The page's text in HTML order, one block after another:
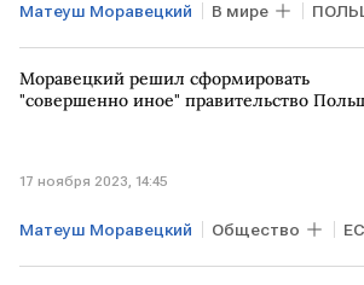
Матеуш Моравецкий В мире
правительство Польши
Моравецкий решил сформировать
"совершенно иное" правительство
17 ноября 2023, 14:45
Матеуш Моравецкий Общество ЕС
ПОЛЬША правительство Польши